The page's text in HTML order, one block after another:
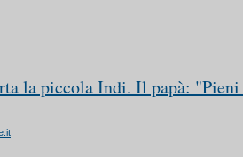
la piccola Indi. Il papà: